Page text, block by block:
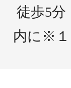
徒歩5分
内に ※１